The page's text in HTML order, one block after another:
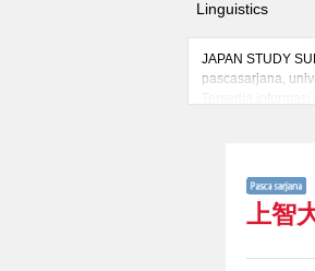
Linguistics
JAPAN STUDY
pascasarjana,
Tersedia
上智